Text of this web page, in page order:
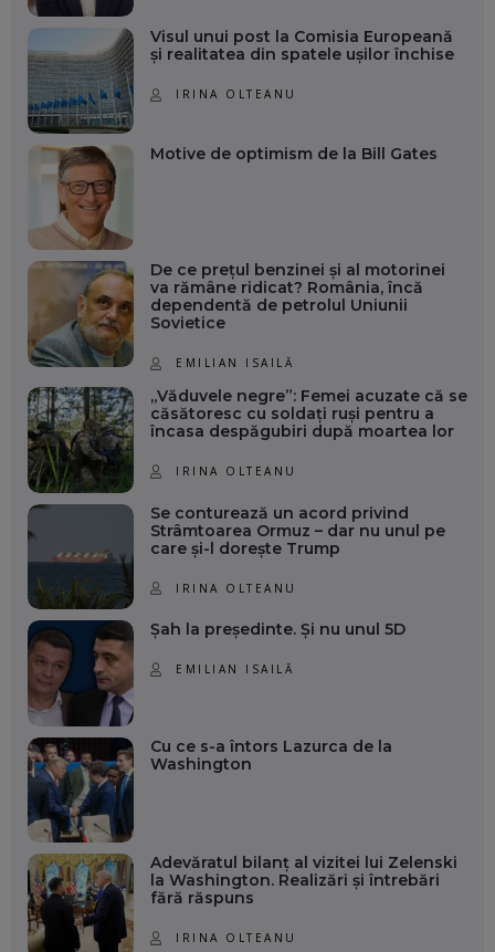
Visul unui post la Comisia Europeană
și realitatea din spatele ușilor închise
IRINA OLTEANU
Motive de optimism de la Bill Gates
De ce prețul benzinei și al motorinei
va rămâne ridicat? România, încă
dependentă de petrolul Uniunii
Sovietice
EMILIAN ISAILĂ
„Văduvele negre”: Femei acuzate că se
căsătoresc cu soldați ruși pentru a
încasa despăgubiri după moartea lor
IRINA OLTEANU
Se conturează un acord privind
Strâmtoarea Ormuz – dar nu unul pe
care și-l dorește Trump
IRINA OLTEANU
Șah la președinte. Și nu unul 5D
EMILIAN ISAILĂ
Cu ce s-a întors Lazurca de la
Washington
Adevăratul bilanț al vizitei lui Zelenski
la Washington. Realizări și întrebări
fără răspuns
IRINA OLTEANU